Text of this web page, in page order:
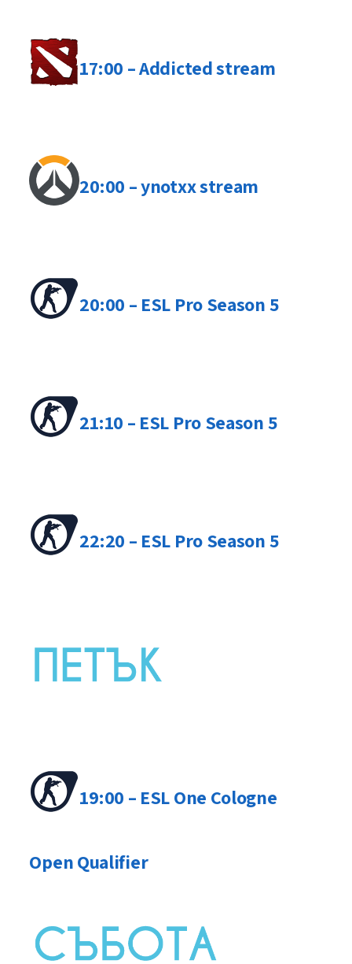
17:00 – Addicted stream
20:00 – ynotxx stream
20:00 – ESL Pro Season 5
21:10 – ESL Pro Season 5
22:20 – ESL Pro Season 5
19:00 – ESL One Cologne
Open Qualifier